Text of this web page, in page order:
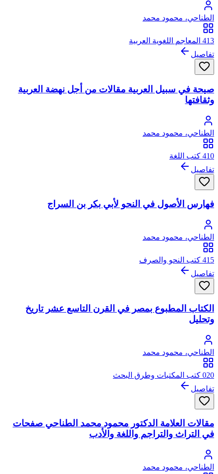
الطناحي، محمود محمد
413 المعاجم اللغوية العربية
تفاصيل
صيحة في سبيل العربية مقالات من أجل نهضة العربية
وثقافتها
الطناحي، محمود محمد
410 كتب اللغة
تفاصيل
فهارس الأصول في النحو لأبي بكر بن السراج
الطناحي، محمود محمد
415 كتب النحو والصرف
تفاصيل
الكتاب المطبوع بمصر في القرن التاسع عشر تاريخ
وتحليل
الطناحي، محمود محمد
020 كتب المكتبات وطرق البحث
تفاصيل
مقالات العلامة الدكتور محمود محمد الطناحي صفحات
في التراث والتراجم واللغة والأدب
الطناحي، محمود محمد